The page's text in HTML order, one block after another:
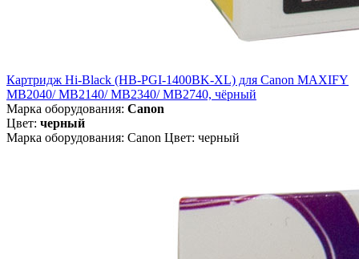
Картридж Hi-Black (HB-PGI-1400BK-XL) для Canon MAXIFY
MB2040/ MB2140/ MB2340/ MB2740, чёрный
Марка оборудования: Canon
Цвет: черный
Марка оборудования: Canon Цвет: черный